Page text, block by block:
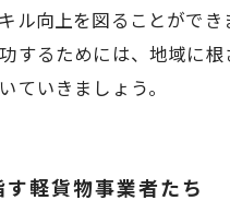
ル向上を図ることがで
するためには、地域に
ていきましょう。
軽貨物事業者たち